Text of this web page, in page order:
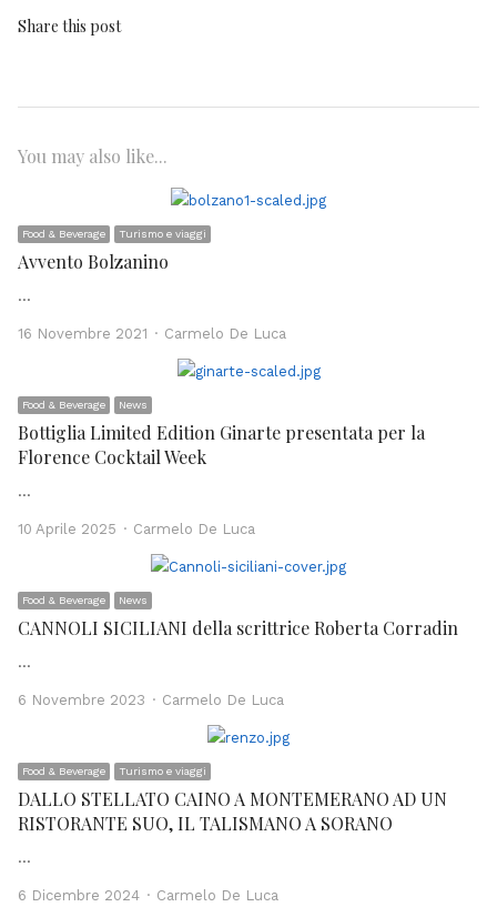
Share this post
You may also like...
Food & Beverage Turismo e viaggi
Avvento Bolzanino
…
16 Novembre 2021 Author
Carmelo De Luca
Food & Beverage News
Bottiglia Limited Edition Ginarte presentata per la
Florence Cocktail Week
…
10 Aprile 2025 Author
Carmelo De Luca
Food & Beverage News
CANNOLI SICILIANI della scrittrice Roberta Corradin
…
6 Novembre 2023 Author
Carmelo De Luca
Food & Beverage Turismo e viaggi
DALLO STELLATO CAINO A MONTEMERANO AD UN
RISTORANTE SUO, IL TALISMANO A SORANO
…
6 Dicembre 2024 Author
Carmelo De Luca